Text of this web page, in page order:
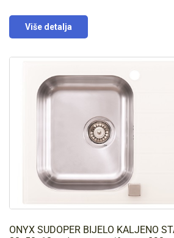
Više detalja
ONYX SUDOPER BIJELO KALJENO